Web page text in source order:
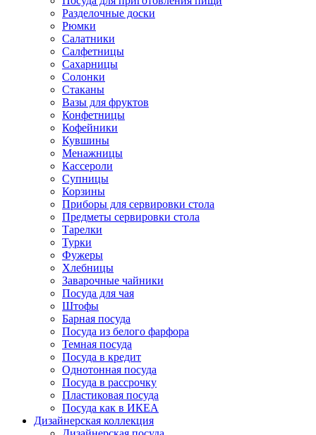
Разделочные доски
Рюмки
Салатники
Салфетницы
Сахарницы
Солонки
Стаканы
Вазы для фруктов
Конфетницы
Кофейники
Кувшины
Менажницы
Кассероли
Супницы
Корзины
Приборы для сервировки стола
Предметы сервировки стола
Тарелки
Турки
Фужеры
Хлебницы
Заварочные чайники
Посуда для чая
Штофы
Барная посуда
Посуда из белого фарфора
Темная посуда
Посуда в кредит
Однотонная посуда
Посуда в рассрочку
Пластиковая посуда
Посуда как в ИКЕА
Дизайнерская коллекция